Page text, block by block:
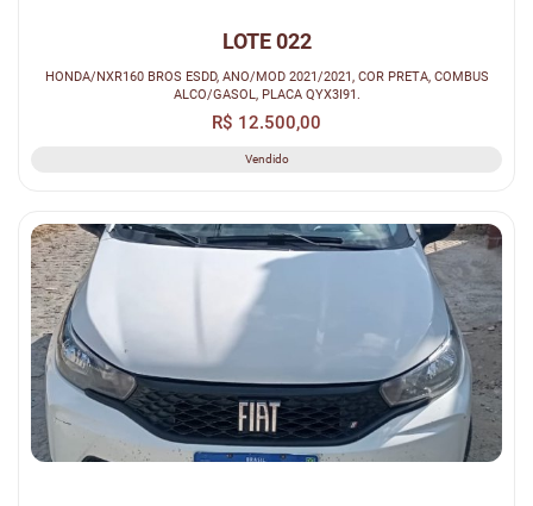
LOTE 022
HONDA/NXR160 BROS ESDD, ANO/MOD 2021/2021, COR PRETA, COMBUS
ALCO/GASOL, PLACA QYX3I91.
R$ 12.500,00
Vendido